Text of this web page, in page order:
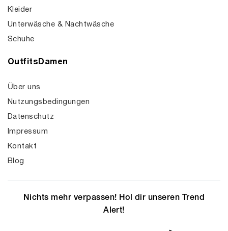
Kleider
Unterwäsche & Nachtwäsche
Schuhe
OutfitsDamen
Über uns
Nutzungsbedingungen
Datenschutz
Impressum
Kontakt
Blog
Nichts mehr verpassen! Hol dir unseren Trend
Alert!